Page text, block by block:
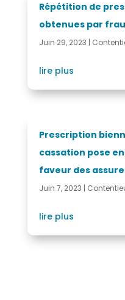
Répétition de
obtenues par
Juin 29, 2023 |
lire plus
Prescription
cassation pose
faveur des
Juin 7, 2023 |
lire plus